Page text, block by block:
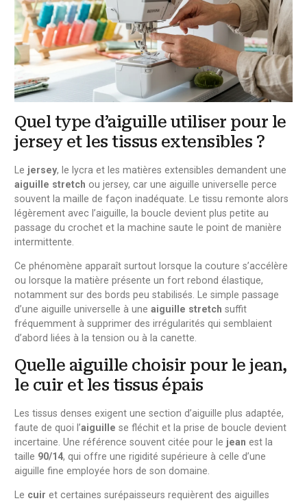
Quel type d’aiguille utiliser pour le
jersey et les tissus extensibles ?
Le jersey, le lycra et les matières extensibles demandent une
aiguille stretch ou jersey, car une aiguille universelle perce
souvent la maille de façon inadéquate. Le tissu remonte alors
légèrement avec l’aiguille, la boucle devient plus petite au
passage du crochet et la machine saute le point de manière
intermittente.
Ce phénomène apparaît surtout lorsque la couture s’accélère
ou lorsque la matière présente un fort rebond élastique,
notamment sur des bords peu stabilisés. Le simple passage
d’une aiguille universelle à uneaiguille stretch suffit
fréquemment à supprimer des irrégularités qui semblaient
d’abord liées à la tension ou à la canette.
Quelle aiguille choisir pour le jean,
le cuir et les tissus épais
Les tissus denses exigent une section d’aiguille plus adaptée,
faute de quoi l’aiguille se fléchit et la prise de boucle devient
incertaine. Une référence souvent citée pour le jean est la
taille 90/14, qui offre une rigidité supérieure à celle d’une
aiguille fine employée hors de son domaine.
Le cuir et certaines surépaisseurs requièrent des aiguilles